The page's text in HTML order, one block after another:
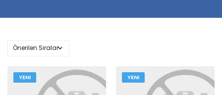
YENI YENI